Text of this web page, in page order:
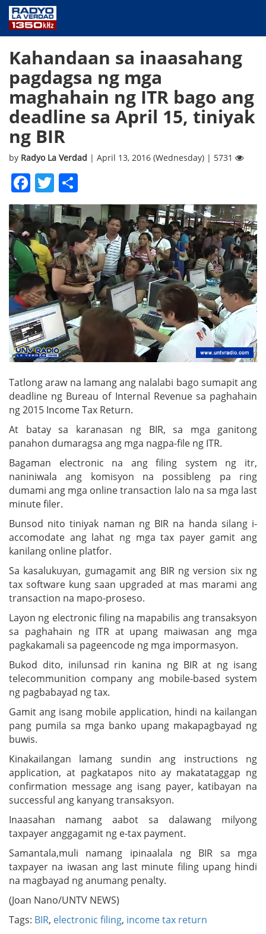
PUBLIC SERVICE
ANNOUNCEMENTS
PROGRAMS
ABOUT
CONTACT US
Kahandaan sa inaasahang
pagdagsa ng mga
maghahain ng ITR bago ang
deadline sa April 15, tiniyak
ng BIR
by Radyo La Verdad | April 13, 2016 (Wednesday) | 5731
Facebook
Twitter
Tatlong araw na lamang ang nalalabi bago sumapit ang
deadline ng Bureau of Internal Revenue sa paghahain
ng 2015 Income Tax Return.
At batay sa karanasan ng BIR, sa mga ganitong
panahon dumaragsa ang mga nagpa-file ng ITR.
Bagaman electronic na ang filing system ng itr,
naniniwala ang komisyon na possibleng pa ring
dumami ang mga online transaction lalo na sa mga last
minute filer.
Bunsod nito tiniyak naman ng BIR na handa silang i-
accomodate ang lahat ng mga tax payer gamit ang
kanilang online platfor.
Sa kasalukuyan, gumagamit ang BIR ng version six ng
tax software kung saan upgraded at mas marami ang
transaction na mapo-proseso.
Layon ng electronic filing na mapabilis ang transaksyon
sa paghahain ng ITR at upang maiwasan ang mga
pagkakamali sa pageencode ng mga impormasyon.
Bukod dito, inilunsad rin kanina ng BIR at ng isang
telecommunition company ang mobile-based system
ng pagbabayad ng tax.
Gamit ang isang mobile application, hindi na kailangan
pang pumila sa mga banko upang makapagbayad ng
buwis.
Kinakailangan lamang sundin ang instructions ng
application, at pagkatapos nito ay makatataggap ng
confirmation message ang isang payer, katibayan na
successful ang kanyang transaksyon.
Inaasahan namang aabot sa dalawang milyong
taxpayer anggagamit ng e-tax payment.
Samantala,muli namang ipinaalala ng BIR sa mga
taxpayer na iwasan ang last minute filing upang hindi
na magbayad ng anumang penalty.
(Joan Nano/UNTV NEWS)
Tags: BIR, electronic filing, income tax return